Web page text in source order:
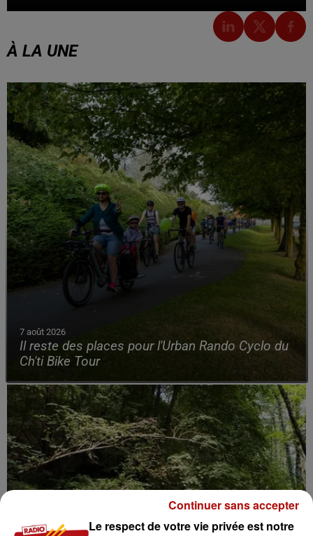
À LA UNE
7 août 2026
Il reste des places pour l'Urban Rando Cyclo du
Ch'ti Bike Tour
Le respect de votre vie privée est notre
Continuer sans accepter